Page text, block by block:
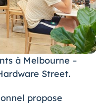
à Melbourne –
Street.
propose